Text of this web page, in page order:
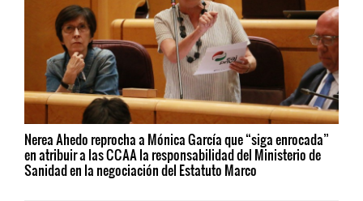
Nerea Ahedo reprocha a Mónica García que “siga enrocada”
en atribuir a las CCAA la responsabilidad del Ministerio de
Sanidad en la negociación del Estatuto Marco